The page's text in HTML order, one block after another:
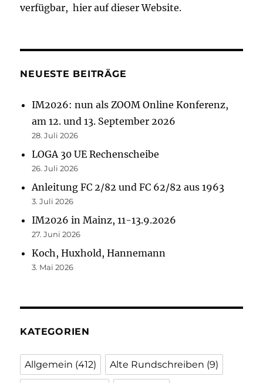
verfügbar, hier auf dieser Website.
NEUESTE BEITRÄGE
IM2026: nun als ZOOM Online Konferenz,
am 12. und 13. September 2026
28. Juli 2026
LOGA 30 UE Rechenscheibe
26. Juli 2026
Anleitung FC 2/82 und FC 62/82 aus 1963
3. Juli 2026
IM2026 in Mainz, 11-13.9.2026
27. Juni 2026
Koch, Huxhold, Hannemann
3. Mai 2026
KATEGORIEN
Allgemein (412) Alte Rundschreiben (9)